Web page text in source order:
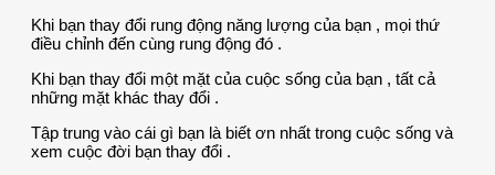
Khi bạn thay đổi rung động năng lượng của bạn , mọi thứ
điều chỉnh đến cùng rung động đó .
Khi bạn thay đổi một mặt của cuộc sống của bạn , tất cả
những mặt khác thay đổi .
Tập trung vào cái gì bạn là biết ơn nhất trong cuộc sống và
xem cuộc đời bạn thay đổi .